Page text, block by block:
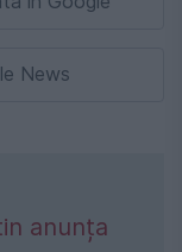
News
anunța